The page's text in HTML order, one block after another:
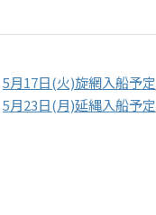
5月17日(火)旋網入船予定
5月23日(月)延縄入船予定